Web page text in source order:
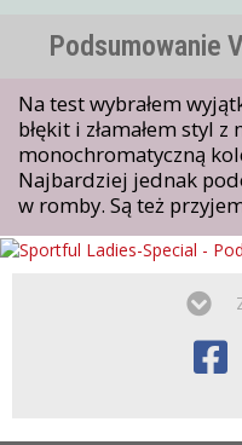
Podsumowanie
Na test wybrałem
błękit i złamałem styl z
monochromatyczną
Najbardziej jednak
w romby. Są też